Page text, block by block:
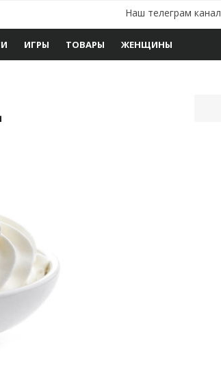
Наш телеграм канал
ИГРЫ ТОВАРЫ ЖЕНЩИНЫ